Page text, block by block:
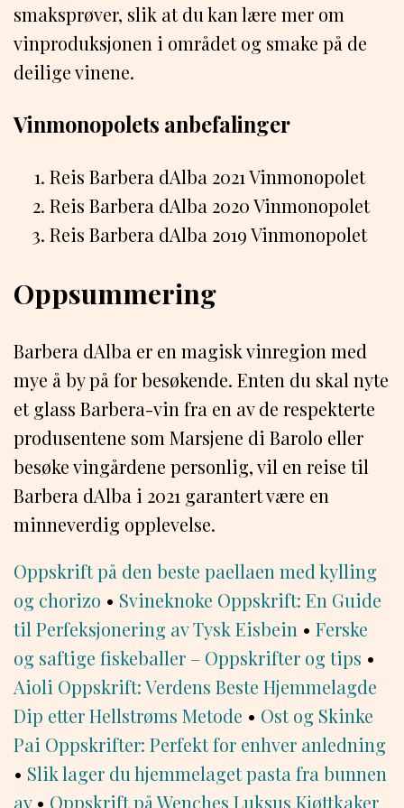
smaksprøver, slik at du kan lære mer om
vinproduksjonen i området og smake på de
deilige vinene.
Vinmonopolets anbefalinger
Reis Barbera dAlba 2021 Vinmonopolet
Reis Barbera dAlba 2020 Vinmonopolet
Reis Barbera dAlba 2019 Vinmonopolet
Oppsummering
Barbera dAlba er en magisk vinregion med
mye å by på for besøkende. Enten du skal nyte
et glass Barbera-vin fra en av de respekterte
produsentene som Marsjene di Barolo eller
besøke vingårdene personlig, vil en reise til
Barbera dAlba i 2021 garantert være en
minneverdig opplevelse.
Oppskrift på den beste paellaen med kylling
og chorizo • Svineknoke Oppskrift: En Guide
til Perfeksjonering av Tysk Eisbein • Ferske
og saftige fiskeballer – Oppskrifter og tips •
Aioli Oppskrift: Verdens Beste Hjemmelagde
Dip etter Hellstrøms Metode • Ost og Skinke
Pai Oppskrifter: Perfekt for enhver anledning
• Slik lager du hjemmelaget pasta fra bunnen
av• Oppskrift på Wenches Luksus Kjøttkaker